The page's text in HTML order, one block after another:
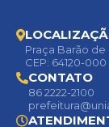
Praça Barão de
CEP: 64120-000
CONTATO
86 2222-2100